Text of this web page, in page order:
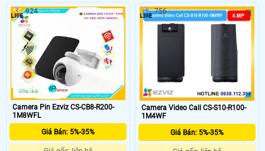
CAMERA
WIFI
CHÍNH
HÃNG.
ĐIỂM
CỦA
WIFI
EZVIZ.
WIFI
EZVIZ
CHUỘNG
VÀ LẮP
ĐẶT
CAMERA
EZVIZ
TẠI AN
THÀNH
PHÁT.
Camera Pin Ezviz CS-CB8-R200-
1M8WFL
Giá Bán: 5%-35%
924
Camera Video Call CS-S10-R100-
1M4WF
Giá Bán: 5%-35%
756